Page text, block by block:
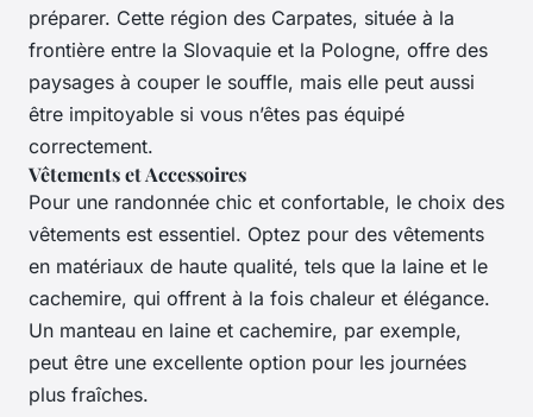
préparer. Cette région des Carpates, située à la
frontière entre la Slovaquie et la Pologne, offre des
paysages à couper le souffle, mais elle peut aussi
être impitoyable si vous n’êtes pas équipé
correctement.
Vêtements et Accessoires
Pour une randonnée chic et confortable, le choix des
vêtements est essentiel. Optez pour des vêtements
en matériaux de haute qualité, tels que la laine et le
cachemire, qui offrent à la fois chaleur et élégance.
Un manteau en laine et cachemire, par exemple,
peut être une excellente option pour les journées
plus fraîches.